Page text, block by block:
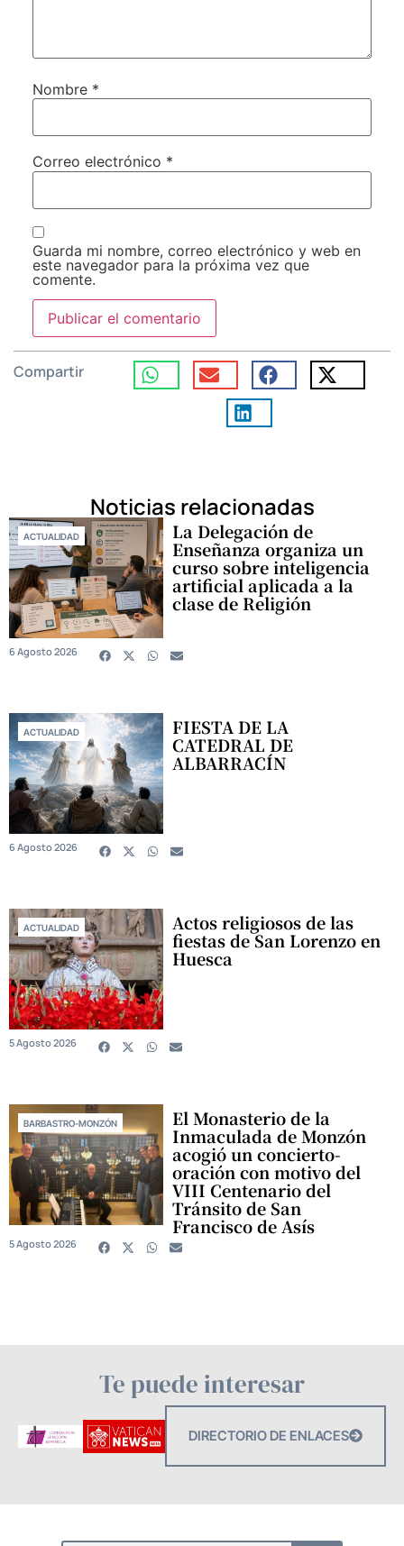
Nombre *
Correo electrónico *
Guarda mi nombre, correo electrónico y web en
este navegador para la próxima vez que
comente.
Compartir
Noticias relacionadas
ACTUALIDAD La Delegación de
Enseñanza organiza un
curso sobre inteligencia
artificial aplicada a la
clase de Religión
6 Agosto 2026
ACTUALIDAD FIESTA DE LA
CATEDRAL DE
ALBARRACÍN
6 Agosto 2026
ACTUALIDAD Actos religiosos de las
fiestas de San Lorenzo en
Huesca
5 Agosto 2026
BARBASTRO-MONZÓN El Monasterio de la
Inmaculada de Monzón
acogió un concierto-
oración con motivo del
VIII Centenario del
Tránsito de San
Francisco de Asís
5 Agosto 2026
Te puede interesar
DIRECTORIO DE ENLACES